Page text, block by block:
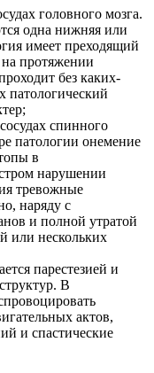
головного мозга.
одна нижняя или
имеет преходящий
на протяжении
без каких-
патологический
спинного
патологии онемение
в
нарушении
тревожные
наряду с
и полной утратой
или нескольких
парестезией и
В
актов,
и спастические